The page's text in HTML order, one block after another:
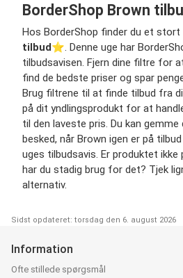
BorderShop Brown
Hos BorderShop finder du et
tilbud⭐️. Denne uge har
tilbudsavisen. Fjern dine filtre for
find de bedste priser og spar
Brug filtrene til at finde tilbud fra
på dit yndlingsprodukt for at
til den laveste pris. Du kan
besked, når Brown igen er på
uges tilbudsavis. Er produktet ikke
har du stadig brug for det? Tjek
alternativ.
Sidst opdateret: torsdag den 6. august 2026
Information
Ofte stillede spørgsmål